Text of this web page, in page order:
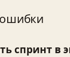
спринт в